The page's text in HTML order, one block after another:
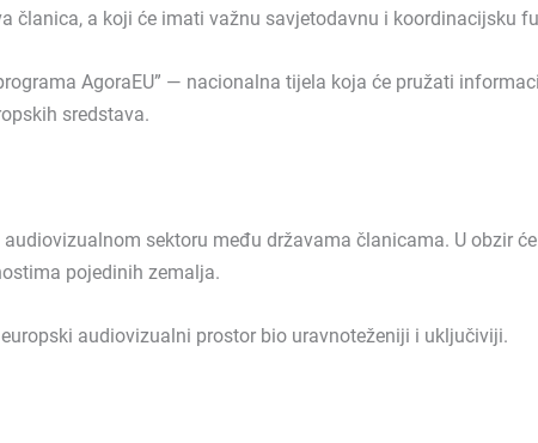
članica, a koji će imati važnu savjetodavnu i koordinacijsku
AgoraEU” — nacionalna tijela koja će pružati
sredstava.
sektoru među državama članicama. U obzir
pojedinih zemalja.
audiovizualni prostor bio uravnoteženiji i uključiviji.